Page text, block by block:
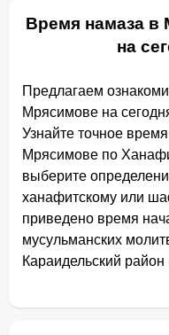
Время намаза в
на
Предлагаем
Мрясимове на
Узнайте точное
Мрясимове по
выберите
ханафитскому или
приведено время
мусульманских
Караидельский